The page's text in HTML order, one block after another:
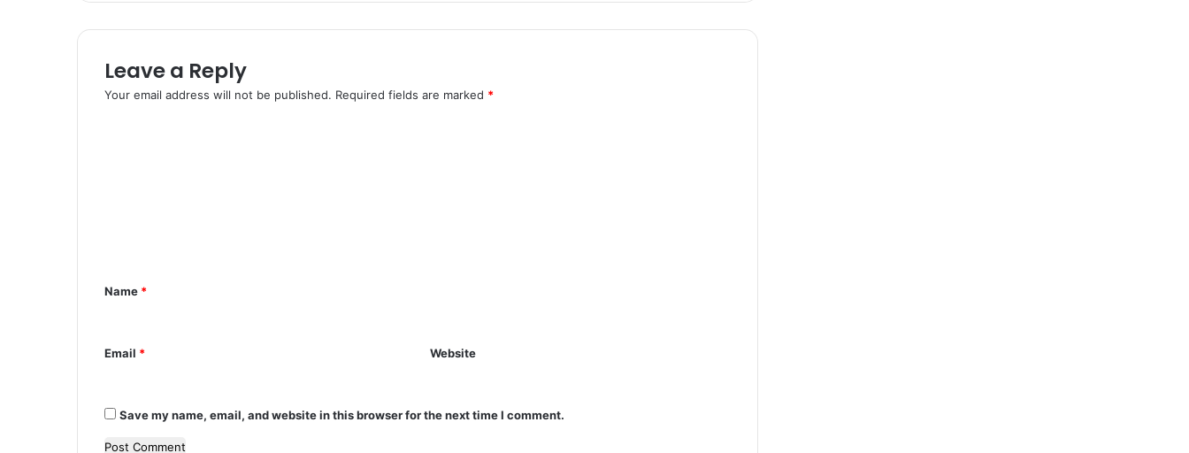
Leave a Reply
Your email address will not be published. Required fields are marked *
tName *
Email * Website
Save my name, email, and website in this browser for the next time I comment.